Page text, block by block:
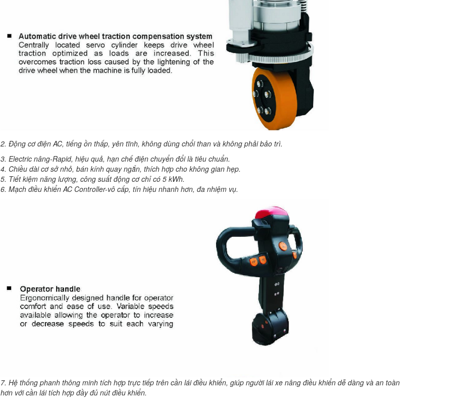
2. Động cơ điện AC, tiếng ồn thấp, yên tĩnh, không dùng chổi than và không phải bảo trì.
3. Electric nâng-Rapid, hiệu quả, hạn chế điện chuyển đổi là tiêu chuẩn.
4. Chiều dài cơ sở nhỏ, bán kính quay ngắn, thích hợp cho không gian hẹp.
5. Tiết kiệm năng lượng, công suất động cơ chỉ có 5 kWh.
6. Mạch điều khiển AC Controller-vô cấp, tín hiệu nhanh hơn, đa nhiệm vụ.
7. Hệ thống phanh thông minh tích hợp trực tiếp trên cần lái điều khiển, giúp người lái xe nâng điều khiển dễ dàng và an toàn
hơn với cần lái tích hợp đầy đủ nút điều khiển.